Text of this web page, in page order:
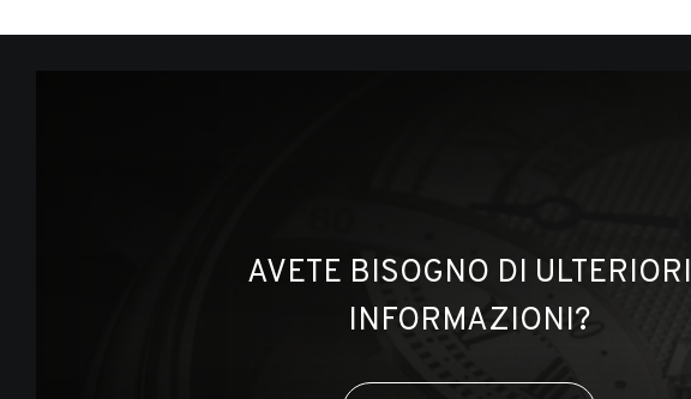
AVETE BISOGNO DI ULTERIORI
INFORMAZIONI?